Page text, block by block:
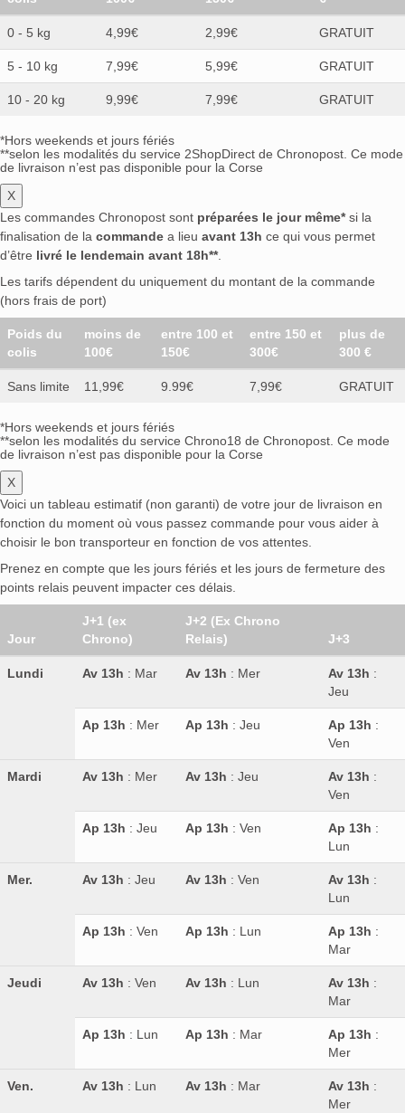
0 - 5 kg 4,99€ 2,99€ GRATUIT
5 - 10 kg 7,99€ 5,99€ GRATUIT
10 - 20 kg 9,99€ 7,99€ GRATUIT
*Hors weekends et jours fériés
**selon les modalités du service 2ShopDirect de Chronopost. Ce mode
de livraison n’est pas disponible pour la Corse
X
Les commandes Chronopost sont préparées le jour même*si la
finalisation de la commande a lieu avant 13h ce qui vous permet
d’être livré le lendemain avant 18h**.
Les tarifs dépendent du uniquement du montant de la commande
(hors frais de port)
Poids du
colis
moins de
100€
entre 100 et
150€
entre 150 et
300€
plus de
300 €
Sans limite 11,99€ 9.99€ 7,99€ GRATUIT
*Hors weekends et jours fériés
**selon les modalités du service Chrono18 de Chronopost. Ce mode
de livraison n’est pas disponible pour la Corse
X
Voici un tableau estimatif (non garanti) de votre jour de livraison en
fonction du moment où vous passez commande pour vous aider à
choisir le bon transporteur en fonction de vos attentes.
Prenez en compte que les jours fériés et les jours de fermeture des
points relais peuvent impacter ces délais.
Jour
J+1 (ex
Chrono)
J+2 (Ex Chrono
Relais)
J+3
Lundi Av 13h : Mar Av 13h : Mer Av 13h :
Jeu
Ap 13h : Mer Ap 13h : Jeu Ap 13h :
Ven
Mardi Av 13h : Mer Av 13h : Jeu Av 13h :
Ven
Ap 13h : Jeu Ap 13h : Ven Ap 13h :
Lun
Mer. Av 13h : Jeu Av 13h : Ven Av 13h :
Lun
Ap 13h : Ven Ap 13h : Lun Ap 13h :
Mar
Jeudi Av 13h : Ven Av 13h : Lun Av 13h :
Mar
Ap 13h : Lun Ap 13h : Mar Ap 13h :
Mer
Ven. Av 13h : Lun Av 13h : Mar Av 13h :
Mer